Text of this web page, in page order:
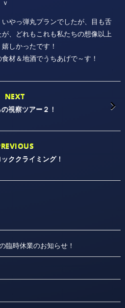
やっ弾丸プランでしたが、目も舌
、どれもこれも私たちの想像以上
しかったです！
材＆地酒でうちあげで～す！
NEXT
視察ツアー２！
ククライミング！
臨時休業のお知らせ！